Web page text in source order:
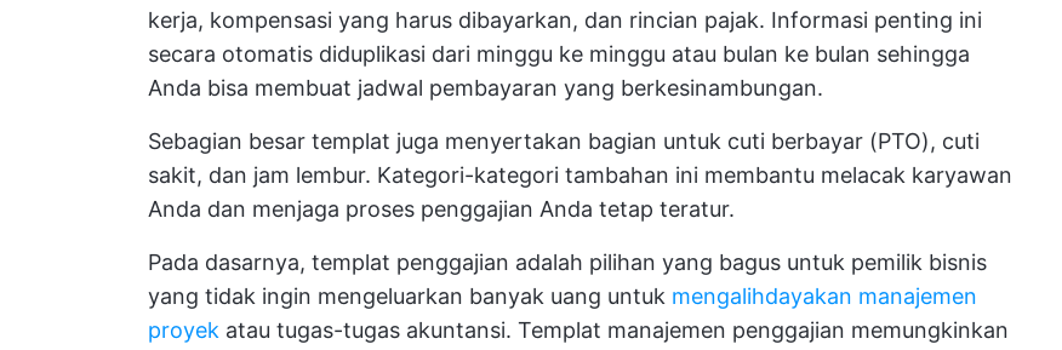
kerja, kompensasi yang harus dibayarkan, dan rincian pajak. Informasi penting ini
secara otomatis diduplikasi dari minggu ke minggu atau bulan ke bulan sehingga
Anda bisa membuat jadwal pembayaran yang berkesinambungan.
Sebagian besar templat juga menyertakan bagian untuk cuti berbayar (PTO), cuti
sakit, dan jam lembur. Kategori-kategori tambahan ini membantu melacak karyawan
Anda dan menjaga proses penggajian Anda tetap teratur.
Pada dasarnya, templat penggajian adalah pilihan yang bagus untuk pemilik bisnis
yang tidak ingin mengeluarkan banyak uang untuk mengalihdayakan manajemen
proyek atau tugas-tugas akuntansi. Templat manajemen penggajian memungkinkan